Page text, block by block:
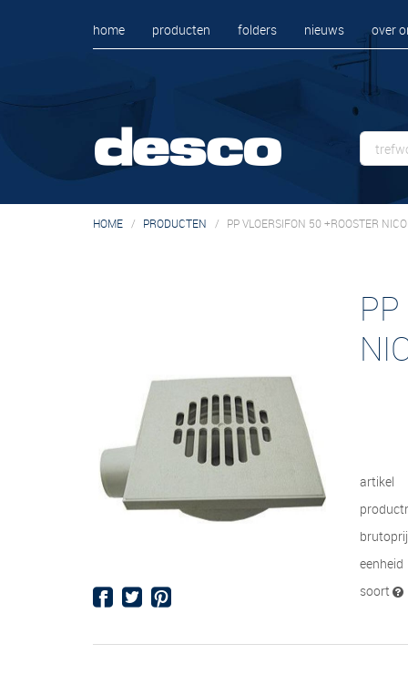
home producten folders nieuws over
HOME PRODUCTEN PP VLOERSIFON 50 +ROOSTER
artikel
eenheid
soort